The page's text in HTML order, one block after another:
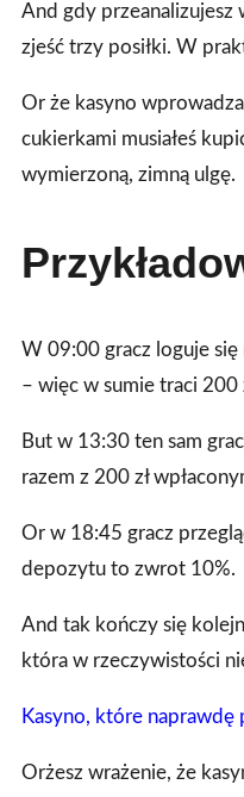
And gdy przeanalizujesz
zjeść trzy posiłki. W
Or że kasyno wprowadza
cukierkami musiałeś
wymierzoną, zimną ulgę.
W 09:00 gracz loguje się
– więc w sumie traci 200
But w 13:30 ten sam
razem z 200 zł
Or w 18:45 gracz
depozytu to zwrot 10%.
And tak kończy się
która w rzeczywistości
Kasyno, które naprawdę
Orżesz wrażenie, że